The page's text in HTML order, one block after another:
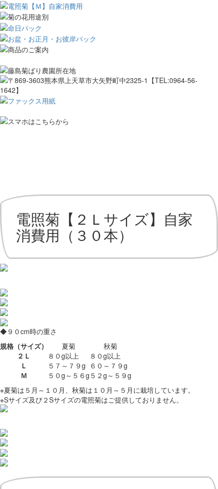
電照菊【２Ｌサイズ】自家
消費用（３０本）
◆９０cm時の重さ
規格（サイズ）
夏菊
秋菊
２Ｌ
８０g以上
８０g以上
Ｌ
５７～７９g ６０～７９g
Ｍ
５０g～５６g ５２g～５９g
※夏菊は５月～１０月、秋菊は１０月～５月に栽培しています。
※Sサイズ及び２Sサイズの電照菊はご提供しておりません。